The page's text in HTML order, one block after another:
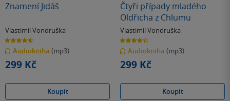
Znamení Jidáš
Vlastimil Vondruška
4.6
z
5
hvězdiček
Audiokniha (mp3)
299 Kč
Koupit
Čtyři případy mladého
Oldřicha z Chlumu
Vlastimil Vondruška
4.5
z
5
hvězdiček
Audiokniha (mp3)
299 Kč
Koupit